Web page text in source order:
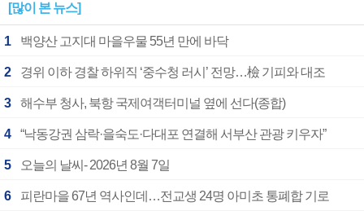
[많이 본 뉴스]
1 백양산 고지대 마을우물 55년 만에 바닥
2 경위 이하 경찰 하위직 ‘중수청 러시’ 전망…檢 기피와 대조
3 해수부 청사, 북항 국제여객터미널 옆에 선다(종합)
4 “낙동강권 삼락·을숙도·다대포 연결해 서부산 관광 키우자”
5 오늘의 날씨- 2026년 8월 7일
6 피란마을 67년 역사인데…전교생 24명 아미초 통폐합 기로